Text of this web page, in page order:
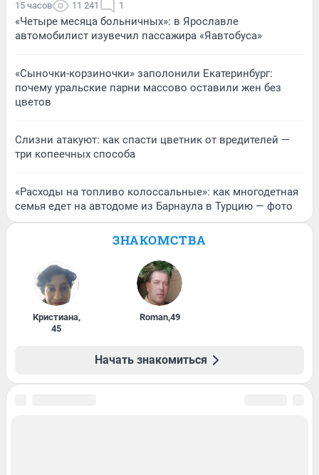
15 часов 11 241 1
«Четыре месяца больничных»: в Ярославле
автомобилист изувечил пассажира «Яавтобуса»
«Сыночки-корзиночки» заполонили Екатеринбург:
почему уральские парни массово оставили жен без
цветов
Слизни атакуют: как спасти цветник от вредителей —
три копеечных способа
«Расходы на топливо колоссальные»: как многодетная
семья едет на автодоме из Барнаула в Турцию — фото
ЗНАКОМСТВА
Кристиана,
45
Roman,49
Начать знакомиться